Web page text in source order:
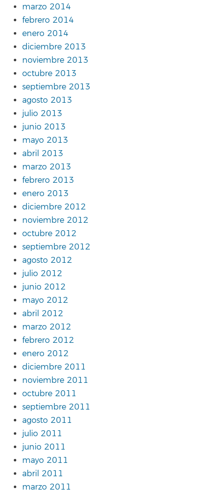
marzo 2014
febrero 2014
enero 2014
diciembre 2013
noviembre 2013
octubre 2013
septiembre 2013
agosto 2013
julio 2013
junio 2013
mayo 2013
abril 2013
marzo 2013
febrero 2013
enero 2013
diciembre 2012
noviembre 2012
octubre 2012
septiembre 2012
agosto 2012
julio 2012
junio 2012
mayo 2012
abril 2012
marzo 2012
febrero 2012
enero 2012
diciembre 2011
noviembre 2011
octubre 2011
septiembre 2011
agosto 2011
julio 2011
junio 2011
mayo 2011
abril 2011
marzo 2011